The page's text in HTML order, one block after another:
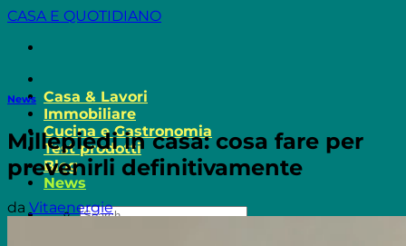
Salta
contenuti
CASA E QUOTIDIANO
Casa & Lavori
Immobiliare
Cucina e Gastronomia
Test prodotti
Blog
News
News
Millepiedi in casa: cosa fare per
prevenirli definitivamente
da Vitaenergie